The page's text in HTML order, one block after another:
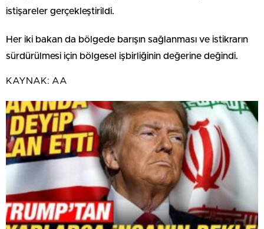
istişareler gerçekleştirildi.
Her iki bakan da bölgede barışın sağlanması ve istikrarın
sürdürülmesi için bölgesel işbirliğinin değerine değindi.
KAYNAK: AA